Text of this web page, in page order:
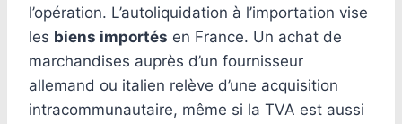
l’opération. L’autoliquidation à l’importation vise
les biens importés en France. Un achat de
marchandises auprès d’un fournisseur
allemand ou italien relève d’une acquisition
intracommunautaire, même si la TVA est aussi